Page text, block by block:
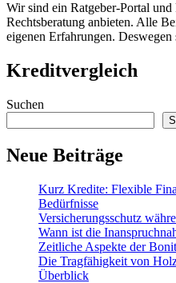
Wir sind ein Ratgeber-Portal
Rechtsberatung anbieten. Alle
eigenen Erfahrungen.
Kreditvergleich
Suchen
Neue Beiträge
Kurz Kredite: Flexible
Bedürfnisse
Versicherungsschutz
Wann ist die
Zeitliche Aspekte der
Die Tragfähigkeit von
Überblick